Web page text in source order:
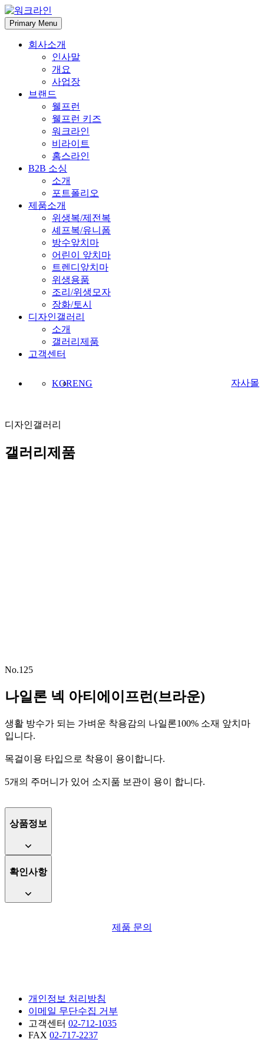
Skip
to
content
Primary Menu
회사소개
인사말
개요
사업장
브랜드
웰프런
웰프런 키즈
워크라인
비라이트
홈스라인
B2B 소싱
소개
포트폴리오
제품소개
위생복/제전복
셰프복/유니폼
방수앞치마
어린이 앞치마
트렌디앞치마
위생용품
조리/위생모자
장화/토시
디자인갤러리
소개
갤러리제품
고객센터
KORENG 자사몰
디자인갤러리
갤러리제품
No.125
나일론 넥 아티에이프런(브라운)
생활 방수가 되는 가벼운 착용감의 나일론100% 소재 앞치마
입니다.
목걸이용 타입으로 착용이 용이합니다.
5개의 주머니가 있어 소지품 보관이 용이 합니다.
상품정보
확인사항
제품 문의
개인정보 처리방침
이메일 무단수집 거부
고객센터 02-712-1035
FAX 02-717-2237